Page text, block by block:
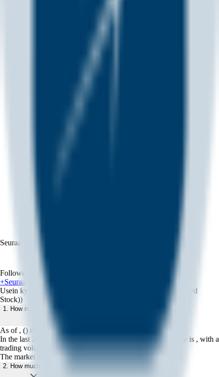
Seuraa meitä sosiaalisessa mediassa
Followers
+Seuraa
Usein kysyttyä kolikosta LMTON (Lockheed (Ondo Tokenized
Stock))
1. How much is today?
As of , () is trading at .
In the last 24 hours, the lowest price is , and the highest price is , with a
trading volume of .
The market cap is , ranking it # among all cryptocurrencies.
2. How much is one ?